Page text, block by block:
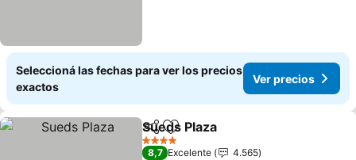
Seleccioná las fechas para ver los precios
exactos
Ver precios
CompartirAñadir a favoritos
Sueds Plaza
4 Estrellas
8,7 Excelente
4.565